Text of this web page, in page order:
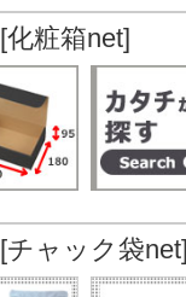
粧箱net]
ャック袋net]